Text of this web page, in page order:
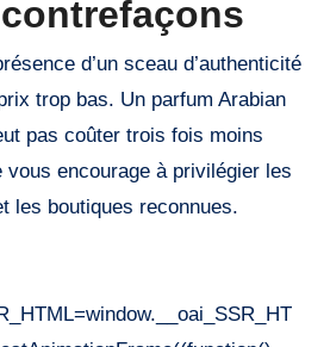
d’un sceau d’authenticité
trop bas. Un parfum Arabian
pas coûter trois fois moins
encourage à privilégier les
les boutiques reconnues.